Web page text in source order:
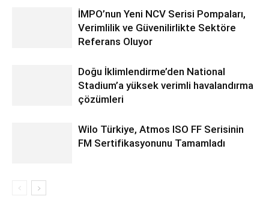
İMPO’nun Yeni NCV Serisi Pompaları,
Verimlilik ve Güvenilirlikte Sektöre
Referans Oluyor
Doğu İklimlendirme’den National
Stadium’a yüksek verimli havalandırma
çözümleri
Wilo Türkiye, Atmos ISO FF Serisinin
FM Sertifikasyonunu Tamamladı